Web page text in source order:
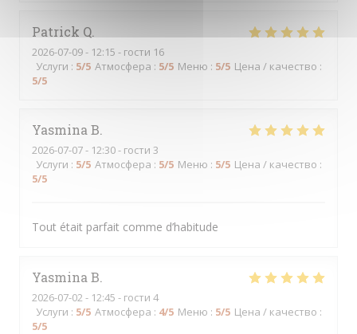
Patrick Q
2026-07-09- 12:15 - гости 16
Услуги : 5/5 Атмосфера : 5/5 Меню : 5/5 Цена / качество :
5/5
Yasmina B
2026-07-07- 12:30 - гости 3
Услуги : 5/5 Атмосфера : 5/5 Меню : 5/5 Цена / качество :
5/5
Tout était parfait comme d’habitude
Yasmina B
2026-07-02 - 12:45 - гости 4
Услуги : 5/5 Атмосфера : 4/5 Меню : 5/5 Цена / качество :
5/5